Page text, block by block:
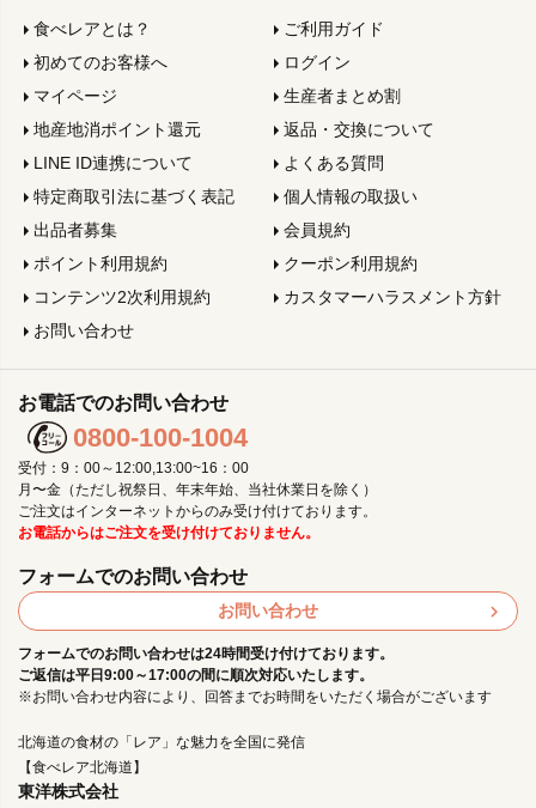
食べレアとは？
ご利用ガイド
初めてのお客様へ
ログイン
マイページ
生産者まとめ割
地産地消ポイント還元
返品・交換について
LINE ID連携について
よくある質問
特定商取引法に基づく表記
個人情報の取扱い
出品者募集
会員規約
ポイント利用規約
クーポン利用規約
コンテンツ2次利用規約
カスタマーハラスメント方針
お問い合わせ
北海道の食材の「レア」な魅力を全国に発信
【食べレア北海道】
東洋株式会社
お電話でのお問い合わせ
0800-100-1004
受付：9：00～12:00,13:00~16：00
月〜金（ただし祝祭日、年末年始、当社休業日を除く）
ご注文はインターネットからのみ受け付けております。
お電話からはご注文を受け付けておりません。
フォームでのお問い合わせ
お問い合わせ
フォームでのお問い合わせは24時間受け付けております。
ご返信は平日9:00～17:00の間に順次対応いたします。
※お問い合わせ内容により、回答までお時間をいただく場合がございます